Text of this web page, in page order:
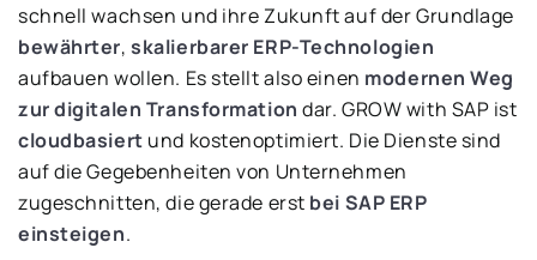
schnell wachsen und ihre Zukunft auf der Grundlage
bewährter,skalierbarer ERP-Technologien
aufbauen wollen. Es stellt also einen modernen Weg
zur digitalen Transformation dar. GROW with SAP ist
cloudbasiert und kostenoptimiert. Die Dienste sind
auf die Gegebenheiten von Unternehmen
zugeschnitten, die gerade erst bei SAP ERP
einsteigen.